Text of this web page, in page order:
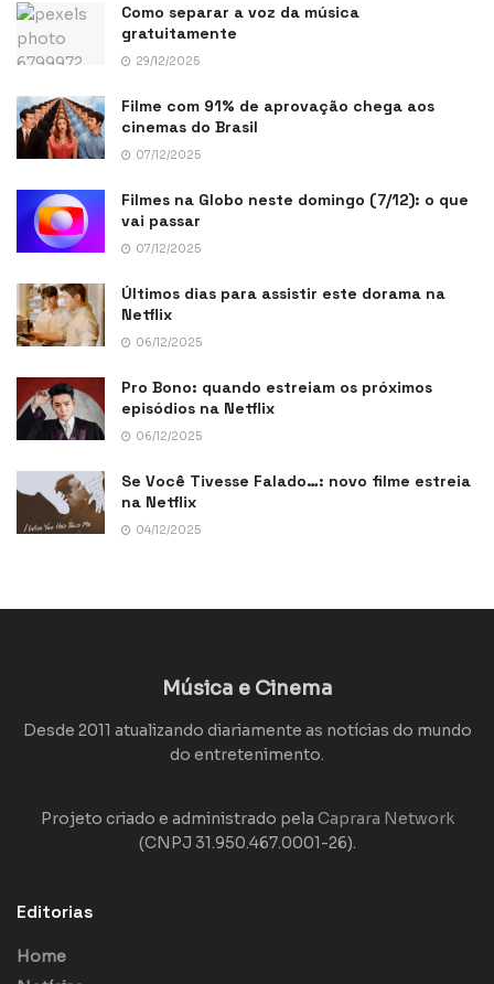
Como separar a voz da música
gratuitamente
29/12/2025
Filme com 91% de aprovação chega aos
cinemas do Brasil
07/12/2025
Filmes na Globo neste domingo (7/12): o que
vai passar
07/12/2025
Últimos dias para assistir este dorama na
Netflix
06/12/2025
Pro Bono: quando estreiam os próximos
episódios na Netflix
06/12/2025
Se Você Tivesse Falado…: novo filme estreia
na Netflix
04/12/2025
Música e Cinema
Desde 2011 atualizando diariamente as notícias do mundo
do entretenimento.
Projeto criado e administrado pela Caprara Network
(CNPJ 31.950.467.0001-26).
Editorias
Home